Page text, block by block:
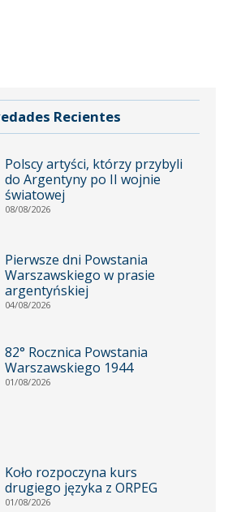
Recientes
Polscy artyści, którzy przybyli
do Argentyny po II wojnie
światowej
08/08/2026
Pierwsze dni Powstania
Warszawskiego w prasie
argentyńskiej
04/08/2026
82° Rocznica Powstania
Warszawskiego 1944
01/08/2026
Koło rozpoczyna kurs
drugiego języka z ORPEG
01/08/2026